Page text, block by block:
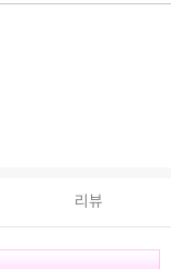
리뷰